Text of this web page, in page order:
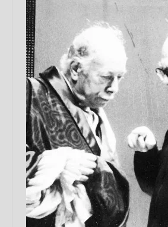
Chi sono
FAQ
Contatti